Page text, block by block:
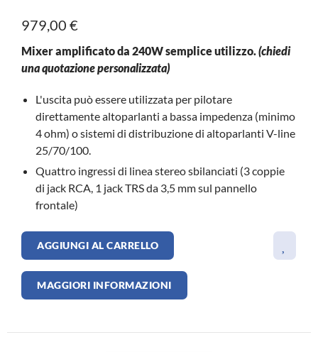
979,00 €
Mixer amplificato da 240W semplice utilizzo.(chiedi
una quotazione personalizzata)
L'uscita può essere utilizzata per pilotare
direttamente altoparlanti a bassa impedenza (minimo
4 ohm) o sistemi di distribuzione di altoparlanti V-line
25/70/100.
Quattro ingressi di linea stereo sbilanciati (3 coppie
di jack RCA, 1 jack TRS da 3,5 mm sul pannello
frontale)
AGGIUNGI AL CARRELLO
MAGGIORI INFORMAZIONI